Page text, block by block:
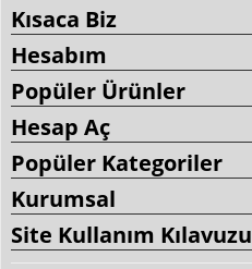
Kısaca Biz
Hesabım
Popüler Ürünler
Hesap Aç
Popüler Kategoriler
Kurumsal
Site Kullanım Kılavuzu